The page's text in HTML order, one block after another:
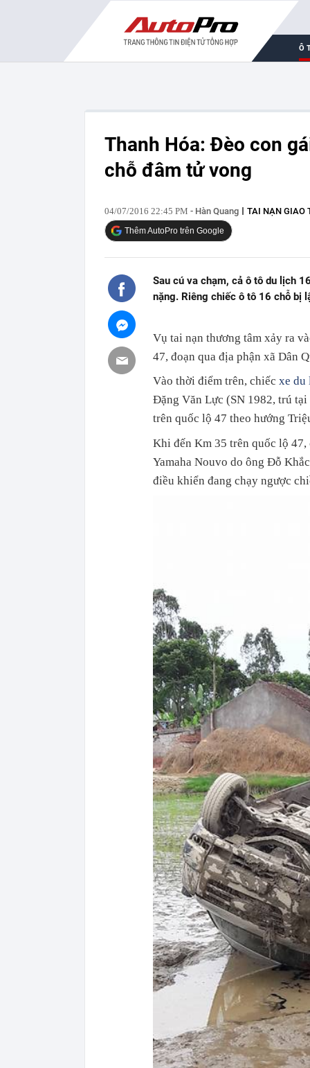
Ô
Thanh Hóa: Đèo con
chỗ đâm tử vong
04/07/2016 22:45 PM - Hàn Quang TAI NẠN GIAO
Thêm AutoPro trên Google
Sau cú va chạm, cả ô tô du lịch
nặng. Riêng chiếc ô tô 16 chỗ bị
Vụ tai nạn thương tâm xảy ra
47, đoạn qua địa phận xã Dân
Vào thời điểm trên, chiếc xe du
Đặng Văn Lực (SN 1982, trú
trên quốc lộ 47 theo hướng
Khi đến Km 35 trên quốc lộ
Yamaha Nouvo do ông Đỗ
điều khiển đang chạy ngược